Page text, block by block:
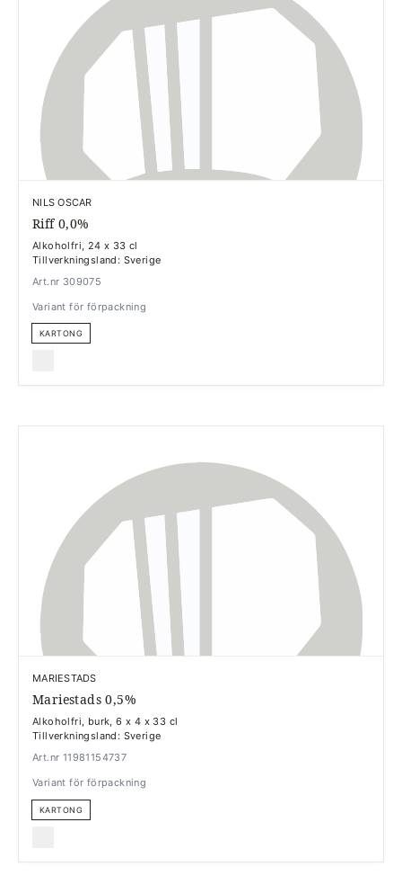
NILS OSCAR
Riff 0,0%
Alkoholfri, 24 x 33 cl
Tillverkningsland: Sverige
Art.nr 309075
Variant för förpackning
KARTONG
MARIESTADS
Mariestads 0,5%
Alkoholfri, burk, 6 x 4 x 33 cl
Tillverkningsland: Sverige
Art.nr 11981154737
Variant för förpackning
KARTONG